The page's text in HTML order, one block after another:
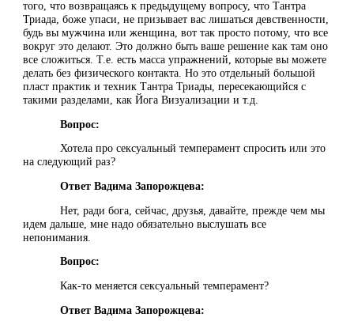
того, что возвращаясь к предыдущему вопросу, что Тантра
Триада, боже упаси, не призывает вас лишаться девственности,
будь вы мужчина или женщина, вот так просто потому, что все
вокруг это делают. Это должно быть ваше решение как там оно
все сложиться. Т.е. есть масса упражнений, которые вы можете
делать без физического контакта. Но это отдельный большой
пласт практик и техник Тантра Триады, пересекающийся с
такими разделами, как Йога Визуализации и т.д.
Вопрос:
Хотела про сексуальный темперамент спросить или это
на следующий раз?
Ответ Вадима Запорожцева:
Нет, ради бога, сейчас, друзья, давайте, прежде чем мы
идем дальше, мне надо обязательно выслушать все
непонимания.
Вопрос:
Как-то меняется сексуальный темперамент?
Ответ Вадима Запорожцева: